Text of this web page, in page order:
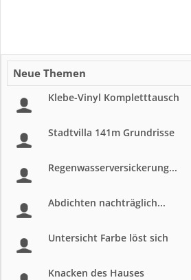
Neue Themen
Klebe-Vinyl Kompletttausch
Stadtvilla 141m Grundrisse
Regenwasserversickerung...
Abdichten nachträglich...
Untersicht Farbe löst sich
Knacken des Hauses